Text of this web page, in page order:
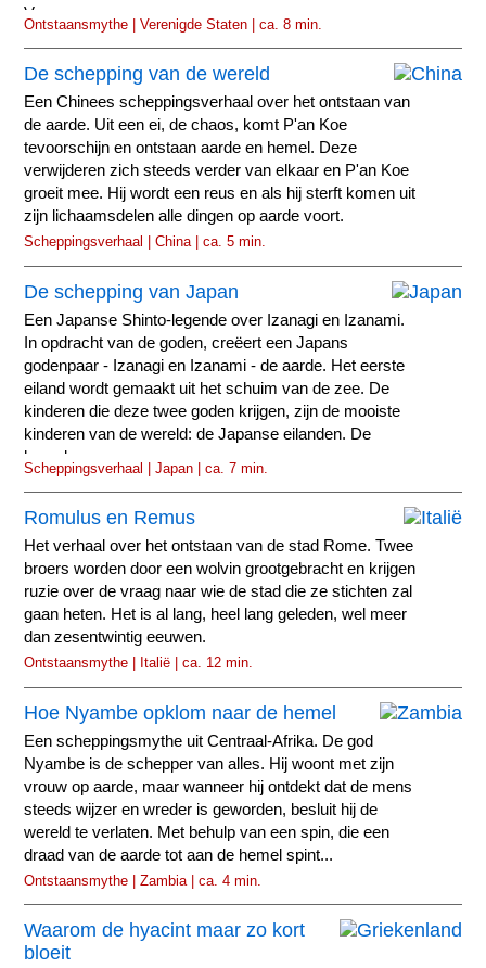
Vuurwezens...
Ontstaansmythe | Verenigde Staten | ca. 8 min.
De schepping van de wereld
Een Chinees scheppingsverhaal over het ontstaan van
de aarde. Uit een ei, de chaos, komt P'an Koe
tevoorschijn en ontstaan aarde en hemel. Deze
verwijderen zich steeds verder van elkaar en P'an Koe
groeit mee. Hij wordt een reus en als hij sterft komen uit
zijn lichaamsdelen alle dingen op aarde voort.
Scheppingsverhaal | China | ca. 5 min.
De schepping van Japan
Een Japanse Shinto-legende over Izanagi en Izanami.
In opdracht van de goden, creëert een Japans
godenpaar - Izanagi en Izanami - de aarde. Het eerste
eiland wordt gemaakt uit het schuim van de zee. De
kinderen die deze twee goden krijgen, zijn de mooiste
kinderen van de wereld: de Japanse eilanden. De
hemel...
Scheppingsverhaal | Japan | ca. 7 min.
Romulus en Remus
Het verhaal over het ontstaan van de stad Rome. Twee
broers worden door een wolvin grootgebracht en krijgen
ruzie over de vraag naar wie de stad die ze stichten zal
gaan heten. Het is al lang, heel lang geleden, wel meer
dan zesentwintig eeuwen.
Ontstaansmythe | Italië | ca. 12 min.
Hoe Nyambe opklom naar de hemel
Een scheppingsmythe uit Centraal-Afrika. De god
Nyambe is de schepper van alles. Hij woont met zijn
vrouw op aarde, maar wanneer hij ontdekt dat de mens
steeds wijzer en wreder is geworden, besluit hij de
wereld te verlaten. Met behulp van een spin, die een
draad van de aarde tot aan de hemel spint...
Ontstaansmythe | Zambia | ca. 4 min.
Waarom de hyacint maar zo kort
bloeit